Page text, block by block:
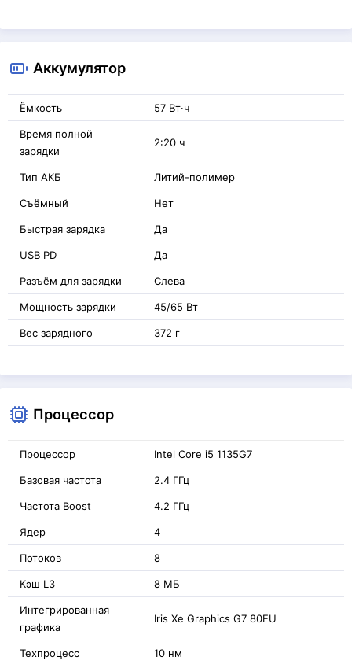
Аккумулятор
Ёмкость 57 Вт·ч
Время полной
зарядки
2:20 ч
Тип АКБ Литий-полимер
Съёмный Нет
Быстрая зарядка Да
USB PD Да
Разъём для зарядки Слева
Мощность зарядки 45/65 Вт
Вес зарядного 372 г
Процессор
Процессор Intel Core i5 1135G7
Базовая частота 2.4 ГГц
Частота Boost 4.2 ГГц
Ядер 4
Потоков 8
Кэш L3 8 МБ
Интегрированная
графика
Iris Xe Graphics G7 80EU
Техпроцесс 10 нм